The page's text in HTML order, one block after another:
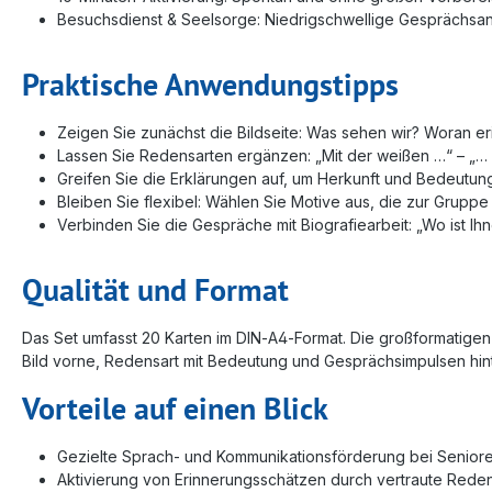
Besuchsdienst & Seelsorge: Niedrigschwellige
Praktische Anwendungstipps
Zeigen Sie zunächst die Bildseite: Was sehen wir? Woran
Lassen Sie Redensarten ergänzen: „Mit der weißen …“ –
Greifen Sie die Erklärungen auf, um Herkunft und
Bleiben Sie flexibel: Wählen Sie Motive aus, die zur
Verbinden Sie die Gespräche mit Biografiearbeit: „Wo ist
Qualität und Format
Das Set umfasst 20 Karten im DIN‑A4‑Format. Die
Bild vorne, Redensart mit Bedeutung und Gesprächsimpulsen
Vorteile auf einen Blick
Gezielte Sprach- und Kommunikationsförderung bei
Aktivierung von Erinnerungsschätzen durch vertraute